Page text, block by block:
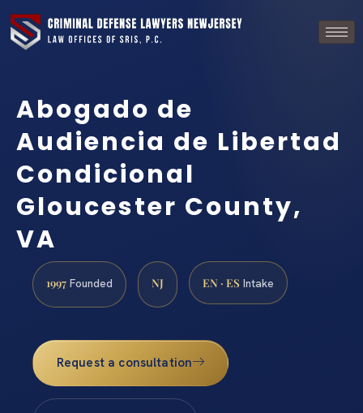
Abogado de
Audiencia de Libertad
Condicional
Gloucester County,
VA
1997 Founded NJ EN · ES Intake
Request a consultation